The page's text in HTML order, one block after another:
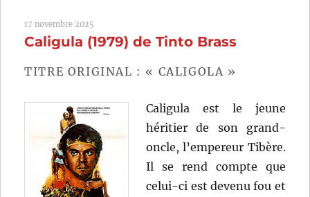
Don
17 novembre 2025
Caligula (1979) de Tinto Brass
TITRE ORIGINAL : « CALIGOLA »
Caligula est le jeune
héritier de son grand-
oncle, l’empereur Tibère.
Il se rend compte que
celui-ci est devenu fou et